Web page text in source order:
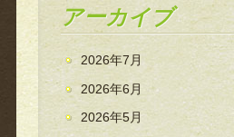
アーカイブ
2026年7月
2026年6月
2026年5月